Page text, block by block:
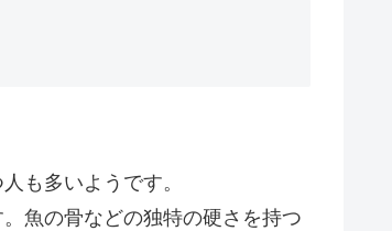
も多いようです。
魚の骨などの独特の硬さを持つ